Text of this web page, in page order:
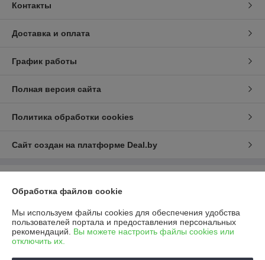
Контакты
Доставка и оплата
График работы
Полная версия сайта
Политика обработки cookies
Сайт создан на платформе Deal.by
222731, Минская обл., Дзержинский район, д. Станьково, в/г №98
«Станьково», здание с инв.№ 620/С-221
Регистрационный номер ЕГР: 690456154
УНП: 690456154
Обработка файлов cookie
Мы используем файлы cookies для обеспечения удобства
пользователей портала и предоставления персональных
рекомендаций. Вы можете настроить файлы cookies или
отключить их.